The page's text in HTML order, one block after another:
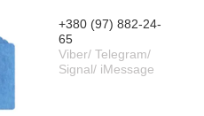
+380 (97) 882-24-
65
Viber/ Telegram/
Signal/ iMessage